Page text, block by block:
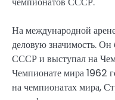
На международной
деловую значимость.
СССР и выступал на
Чемпионате мира 1962
на чемпионатах мира,